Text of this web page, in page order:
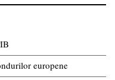
europene